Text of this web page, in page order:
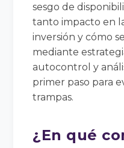
sesgo de
tanto impacto en
inversión y cómo
mediante
autocontrol y
primer paso para
trampas.
¿En qué